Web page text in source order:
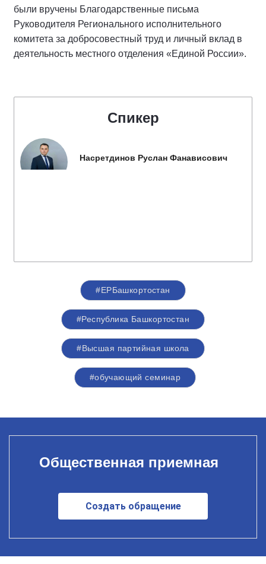
были вручены Благодарственные письма
Руководителя Регионального исполнительного
комитета за добросовестный труд и личный вклад в
деятельность местного отделения «Единой России».
Спикер
Насретдинов Руслан Фанависович
#ЕРБашкортостан
#Республика Башкортостан
#Высшая партийная школа
#обучающий семинар
Общественная приемная
Создать обращение